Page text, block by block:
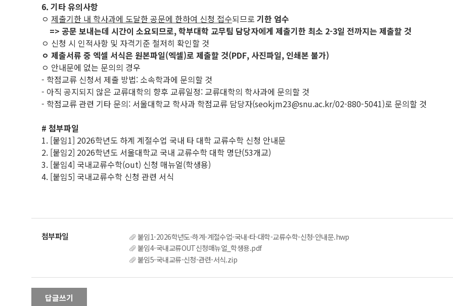
6. 기타 유의사항
ㅇ 제출기한 내 학사과에 도달한 공문에 한하여 신청 접수되므로 기한 엄수
=> 공문 보내는데 시간이 소요되므로, 학부대학 교무팀 담당자에게 제출기한 최소 2-3일 전까지는 제출할 것
ㅇ 신청 시 인적사항 및 자격기준 철저히 확인할 것
ㅇ 제출서류 중 엑셀 서식은 원본파일(엑셀)로 제출할 것(PDF, 사진파일, 인쇄본 불가)
ㅇ 안내문에 없는 문의의 경우
- 학점교류 신청서 제출 방법: 소속학과에 문의할 것
- 아직 공지되지 않은 교류대학의 향후 교류일정: 교류대학의 학사과에 문의할 것
- 학점교류 관련 기타 문의: 서울대학교 학사과 학점교류 담당자(seokjm23@snu.ac.kr/02-880-5041)로 문의할 것
# 첨부파일
1. [붙임1] 2026학년도 하계 계절수업 국내 타 대학 교류수학 신청 안내문
2. [붙임2] 2026학년도 서울대학교 국내 교류수학 대학 명단(53개교)
3. [붙임4] 국내교류수학(out) 신청 매뉴얼(학생용)
4. [붙임5] 국내교류수학 신청 관련 서식
붙임1-2026학년도-하계-계절수업-국내-타-대학-교류수학-신청-안내문.hwp
붙임4-국내교류OUT신청매뉴얼_학생용.pdf
붙임5-국내교류-신청-관련-서식.zip
답글쓰기